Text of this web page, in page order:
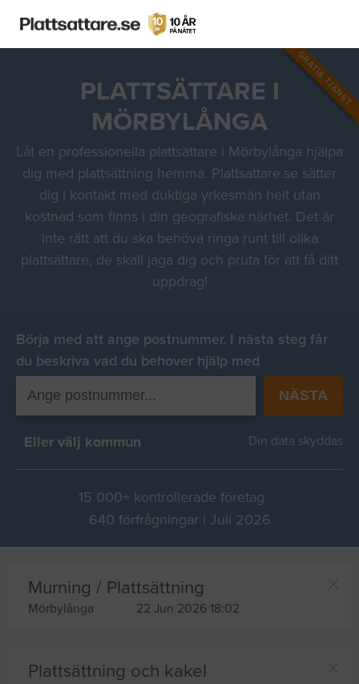
GRATIS TJÄNST
PLATTSÄTTARE I
MÖRBYLÅNGA
Låt en professionella plattsättare i Mörbylånga hjälpa
dig med plattsättning hemma. Plattsattare.se sätter
dig i kontakt med duktiga yrkesmän helt utan
kostnad som finns i din geografiska närhet. Det är
inte rätt att du ska behöva ringa runt till olika
plattsättare, de skall jaga dig och pruta för att få ditt
uppdrag!
Börja med att ange postnummer. I nästa steg får
du beskriva vad du behover hjälp med
NÄSTA
Eller välj kommun Din data skyddas
15 000+ kontrollerade företag
640 förfrågningar i Juli 2026
Murning / Plattsättning
Mörbylånga 22 Jun 2026 18:02
Plattsättning och kakel